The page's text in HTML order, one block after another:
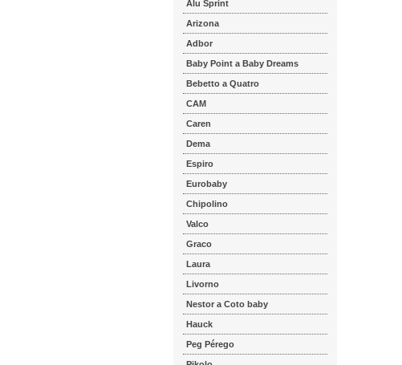
Alu Sprint
Arizona
Adbor
Baby Point a Baby Dreams
Bebetto a Quatro
CAM
Caren
Dema
Espiro
Eurobaby
Chipolino
Valco
Graco
Laura
Livorno
Nestor a Coto baby
Hauck
Peg Pérego